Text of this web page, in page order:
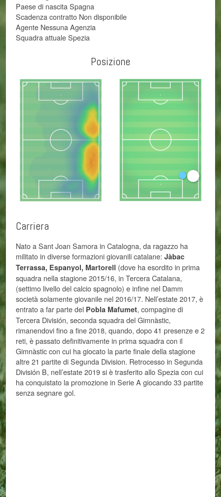
Paese di nascita Spagna
Scadenza contratto Non disponibile
Agente Nessuna Agenzia
Squadra attuale Spezia
Posizione
Carriera
Nato a Sant Joan Samora in Catalogna, da ragazzo ha
militato in diverse formazioni giovanili catalane:Jàbac
Terrassa, Espanyol, Martorell (dove ha esordito in prima
squadra nella stagione 2015/16, in Tercera Catalana,
(settimo livello del calcio spagnolo) e infine nel Damm
società solamente giovanile nel 2016/17. Nell’estate 2017, è
entrato a far parte del Pobla Mafumet, compagine di
Tercera División, seconda squadra del Gimnàstic,
rimanendovi fino a fine 2018, quando, dopo 41 presenze e 2
reti, è passato definitivamente in prima squadra con il
Gimnàstic con cui ha giocato la parte finale della stagione
altre 21 partite di Segunda Division. Retrocesso in Segunda
División B, nell’estate 2019 si è trasferito allo Spezia con cui
ha conquistato la promozione in Serie A giocando 33 partite
senza segnare gol.